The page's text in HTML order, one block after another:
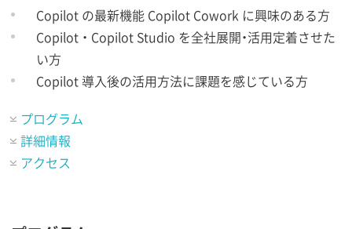
Copilot の最新機能 Copilot Cowork に興味のある方
Copilot ・ Copilot Studio を全社展開・活用定着させた
い方
Copilot 導入後の活用方法に課題を感じている方
プログラム
詳細情報
アクセス